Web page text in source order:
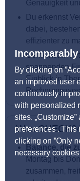
By clicking on
an improved user
continuously
with personalized
sites.
preferences . This
clicking on ”Only
necessary
Genauigkeit
Du erkennst
dabei,
effizienter zu
Gemeinsam
spannenden
Einblick in
Was
Balance, die
Montag bis
zusammen,